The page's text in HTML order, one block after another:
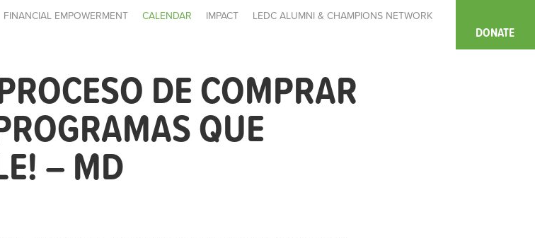
FINANCIAL EMPOWERMENT CALENDAR IMPACT
LEDC ALUMNI & CHAMPIONS NETWORK
DONATE
DE COMPRAR
QUE
– MD